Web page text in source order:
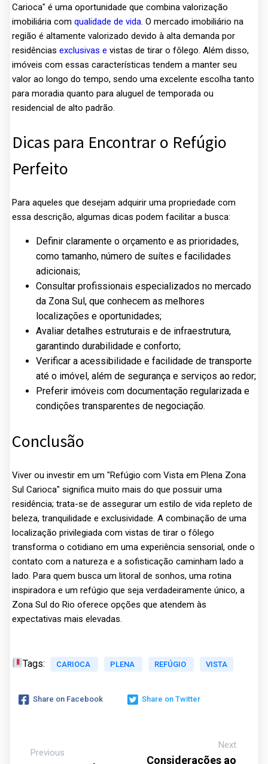
Carioca" é uma oportunidade que combina valorização
imobiliária com qualidade de vida. O mercado imobiliário na
região é altamente valorizado devido à alta demanda por
residências exclusivas e vistas de tirar o fôlego. Além disso,
imóveis com essas características tendem a manter seu
valor ao longo do tempo, sendo uma excelente escolha tanto
para moradia quanto para aluguel de temporada ou
residencial de alto padrão.
Dicas para Encontrar o Refúgio
Perfeito
Para aqueles que desejam adquirir uma propriedade com
essa descrição, algumas dicas podem facilitar a busca:
Definir claramente o orçamento e as prioridades,
como tamanho, número de suítes e facilidades
adicionais;
Consultar profissionais especializados no mercado
da Zona Sul, que conhecem as melhores
localizações e oportunidades;
Avaliar detalhes estruturais e de infraestrutura,
garantindo durabilidade e conforto;
Verificar a acessibilidade e facilidade de transporte
até o imóvel, além de segurança e serviços ao redor;
Preferir imóveis com documentação regularizada e
condições transparentes de negociação.
Conclusão
Viver ou investir em um "Refúgio com Vista em Plena Zona
Sul Carioca" significa muito mais do que possuir uma
residência; trata-se de assegurar um estilo de vida repleto de
beleza, tranquilidade e exclusividade. A combinação de uma
localização privilegiada com vistas de tirar o fôlego
transforma o cotidiano em uma experiência sensorial, onde o
contato com a natureza e a sofisticação caminham lado a
lado. Para quem busca um litoral de sonhos, uma rotina
inspiradora e um refúgio que seja verdadeiramente único, a
Zona Sul do Rio oferece opções que atendem às
expectativas mais elevadas.
Tags: CARIOCA PLENA REFÚGIO VISTA
Share on Facebook Share on Twitter
Previous
Next
Considerações ao